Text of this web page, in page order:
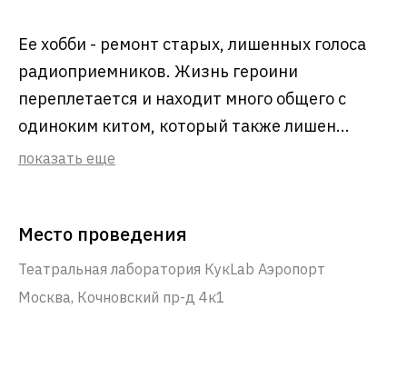
Ее хобби - ремонт старых, лишенных голоса
радиоприемников. Жизнь героини
переплетается и находит много общего с
одиноким китом, который также лишен...
показать еще
Место проведения
Театральная лаборатория КукLab Аэропорт
Москва, Кочновский пр-д 4к1